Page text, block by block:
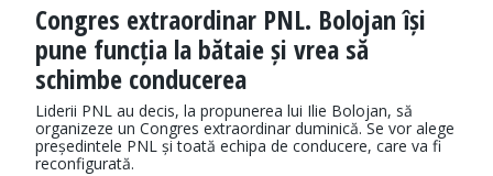
Congres extraordinar PNL. Bolojan își
pune funcția la bătaie și vrea să
schimbe conducerea
Liderii PNL au decis, la propunerea lui Ilie Bolojan, să
organizeze un Congres extraordinar duminică. Se vor alege
președintele PNL și toată echipa de conducere, care va fi
reconfigurată.